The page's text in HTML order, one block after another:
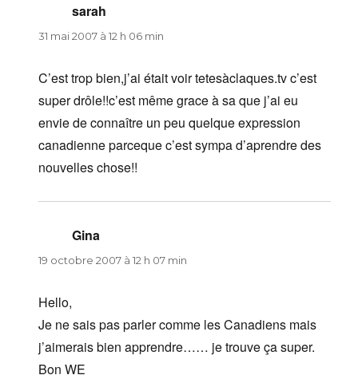
sarah
31 mai 2007 à 12 h 06 min
C’est trop bien,j’ai était voir tetesàclaques.tv c’est
super drôle!!c’est même grace à sa que j’ai eu
envie de connaître un peu quelque expression
canadienne parceque c’est sympa d’aprendre des
nouvelles chose!!
Gina
19 octobre 2007 à 12 h 07 min
Hello,
Je ne sais pas parler comme les Canadiens mais
j’aimerais bien apprendre…… je trouve ça super.
Bon WE